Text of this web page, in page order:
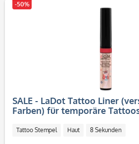
-50%
SALE - LaDot Tattoo Liner
Farben) für temporäre
Tattoo Stempel Haut 8 Sekunden